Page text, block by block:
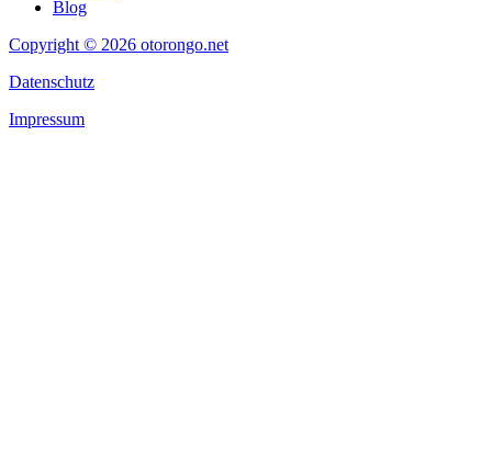
Blog
Copyright © 2026 otorongo.net
Datenschutz
Impressum